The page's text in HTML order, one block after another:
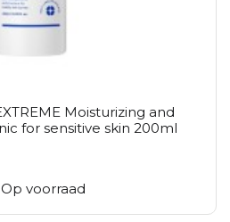
Moisturizing and
for sensitive skin 200ml
Op voorraad